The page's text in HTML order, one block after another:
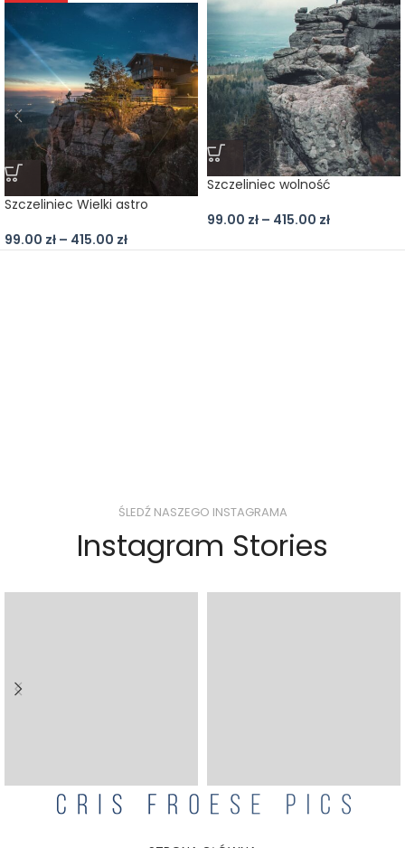
Szczeliniec Wielki astro
99.00 zł – 415.00 zł
Szczeliniec wolność
99.00 zł – 415.00 zł
ŚLEDŹ NASZEGO INSTAGRAMA
Instagram Stories